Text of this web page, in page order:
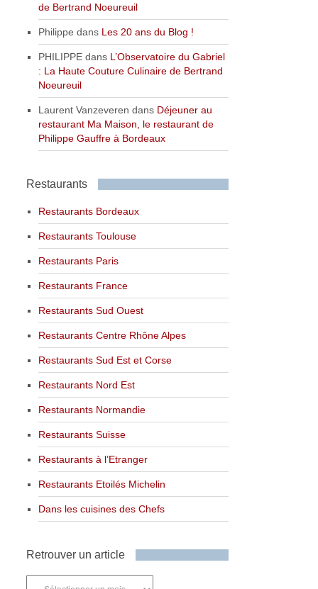
de Bertrand Noeureuil
Philippe dans Les 20 ans du Blog !
PHILIPPE dans L’Observatoire du Gabriel
: La Haute Couture Culinaire de Bertrand
Noeureuil
Laurent Vanzeveren dans Déjeuner au
restaurant Ma Maison, le restaurant de
Philippe Gauffre à Bordeaux
Restaurants
Restaurants Bordeaux
Restaurants Toulouse
Restaurants Paris
Restaurants France
Restaurants Sud Ouest
Restaurants Centre Rhône Alpes
Restaurants Sud Est et Corse
Restaurants Nord Est
Restaurants Normandie
Restaurants Suisse
Restaurants à l’Etranger
Restaurants Etoilés Michelin
Dans les cuisines des Chefs
Retrouver un article